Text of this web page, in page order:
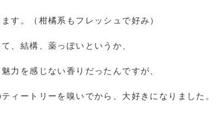
す。（柑橘系もフレッシュで好み）
、結構、薬っぽいというか、
力を感じない香りだったんですが、
ィートリーを嗅いでから、大好きになりました。